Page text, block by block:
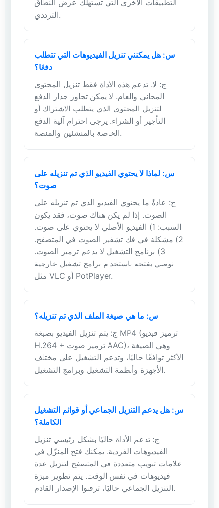
التطبيقات الأخرى التي تستهلك عرض النطاق
الترددي.
س: هل يمكنني تنزيل الفيديوهات التي تتطلب
دفعًا؟
ج: لا. تدعم هذه الأداة فقط تنزيل المحتوى
المجاني والعام. لا يمكن تجاوز جدار الدفع
لتنزيل المحتوى الذي يتطلب الاشتراك أو
التأجير أو الشراء. يرجى احترام آلية الدفع
الخاصة بالمنشئين والمنصة.
س: لماذا لا يحتوي الفيديو الذي تم تنزيله على
صوت؟
ج: عادةً ما يحتوي الفيديو الذي تم تنزيله على
الصوت. إذا لم يكن هناك صوت، فقد يكون
السبب: 1) الفيديو الأصلي لا يحتوي على صوت.
2) مشكلة في فك تشفير الصوت في المتصفح.
3) برنامج التشغيل لا يدعم ترميز الصوت.
نوصي بفتحه باستخدام برامج تشغيل خارجية
مثل VLC أو PotPlayer.
س: ما هي صيغة الملف الذي تم تنزيله؟
ج: يتم تنزيل الفيديو بصيغة MP4 (ترميز فيديو
H.264 + ترميز صوت AAC)، وهي الصيغة
الأكثر توافقًا حاليًا، وتدعم التشغيل على مختلف
الأجهزة وأنظمة التشغيل وبرامج التشغيل.
س: هل يدعم التنزيل الجماعي أو قوائم التشغيل
الكاملة؟
ج: تدعم الأداة حاليًا بشكل رئيسي تنزيل
الفيديوهات الفردية. يمكنك فتح المنزّل في
علامات تبويب متعددة في المتصفح لتنزيل عدة
فيديوهات في نفس الوقت. يتم تطوير ميزة
التنزيل الجماعي حاليًا، ترقبوا الإصدار القادم.